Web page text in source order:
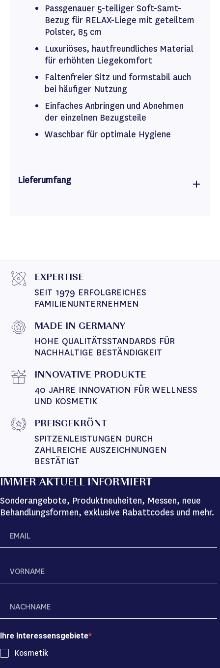
Passgenauer 5-teiliger Soft-Samt-
Bezug für RELAX-Liege mit geteiltem
Polster, 85 cm
Luxuriöses, hautfreundliches Material
für erhöhten Liegekomfort
Faltenfreier Sitz und formstabil auch
bei häufiger Nutzung
Einfaches Anbringen und Abnehmen
der einzelnen Bezugsteile
Waschbar für optimale Hygiene
Lieferumfang
EXPERTISE
SEIT 1979 ERFOLGREICHES
FAMILIENUNTERNEHMEN
MADE IN GERMANY
HOHE QUALITÄTSSTANDARDS FÜR
NACHHALTIGE BESTÄNDIGKEIT
INNOVATIVE PRODUKTE
40 JAHRE INNOVATION FÜR WELLNESS
UND KOSMETIK
PREISGEKRÖNT
SPITZENLEISTUNGEN DURCH
ZAHLREICHE AUSZEICHNUNGEN
BESTÄTIGT
IMMER AKTUELL INFORMIERT
Sonderangebote, Produktneuheiten, Messen, neue
Behandlungsformen, exklusive Rabattcodes und mehr.
Ihre Interessensgebiete
Kosmetik